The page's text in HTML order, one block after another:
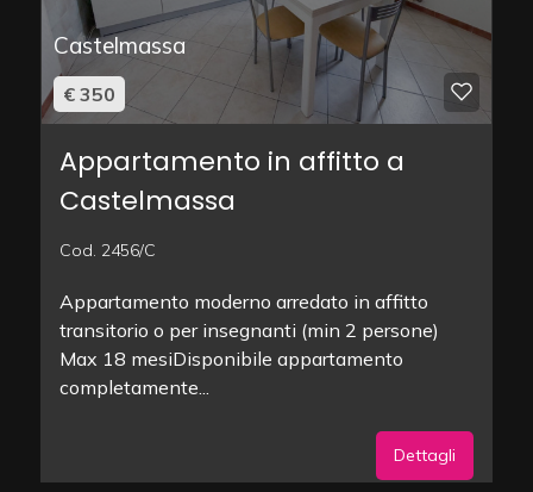
Castelmassa
€ 350
Appartamento in affitto a
Castelmassa
Cod. 2456/C
Appartamento moderno arredato in affitto
transitorio o per insegnanti (min 2 persone) 
Max 18 mesiDisponibile appartamento
completamente...
Dettagli